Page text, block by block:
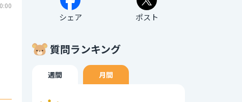
シェア ポスト
質問ランキング
週間 月間